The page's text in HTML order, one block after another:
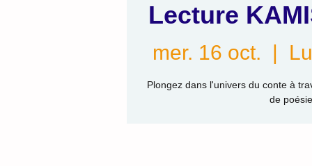
Lecture
mer. 16 oct.
Plongez dans l'univers du conte à
de